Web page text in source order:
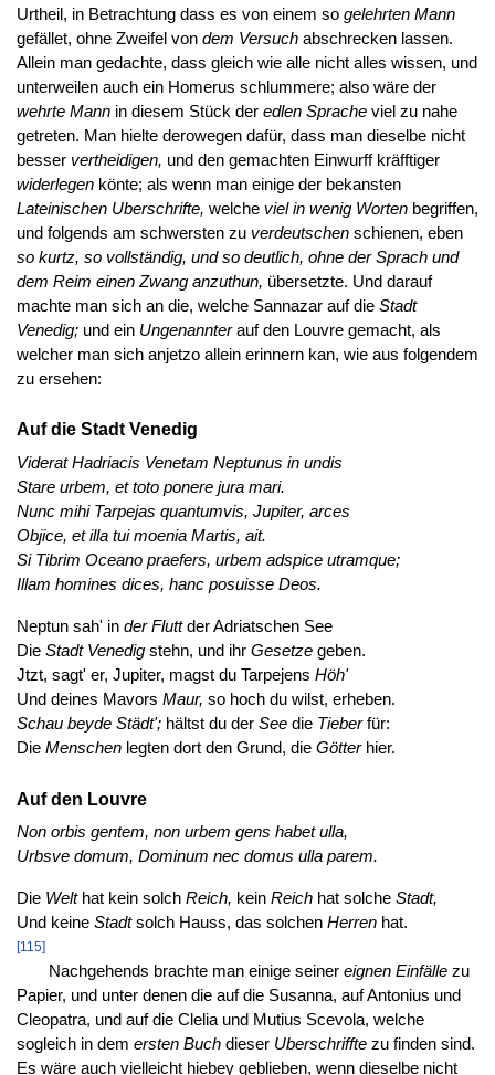
Urtheil, in Betrachtung dass es von einem so gelehrten Mann
gefället, ohne Zweifel von dem Versuchabschrecken lassen.
Allein man gedachte, dass gleich wie alle nicht alles wissen, und
unterweilen auch ein Homerus schlummere; also wäre der
wehrte Mannin diesem Stück der edlen Spracheviel zu nahe
getreten. Man hielte derowegen dafür, dass man dieselbe nicht
besser vertheidigen, und den gemachten Einwurff kräfftiger
widerlegenkönte; als wenn man einige der bekansten
Lateinischen Uberschrifte, welche viel in wenig Wortenbegriffen,
und folgends am schwersten zu verdeutschenschienen, eben
so kurtz, so vollständig, und so deutlich, ohne der Sprach und
dem Reim einen Zwang anzuthun, übersetzte. Und darauf
machte man sich an die, welche Sannazar auf die Stadt
Venedig;und ein Ungenannterauf den Louvre gemacht, als
welcher man sich anjetzo allein erinnern kan, wie aus folgendem
zu ersehen:
Auf die Stadt Venedig
Viderat Hadriacis Venetam Neptunus in undis
Stare urbem, et toto ponere jura mari.
Nunc mihi Tarpejas quantumvis, Jupiter, arces
Objice, et illa tui moenia Martis, ait.
Si Tibrim Oceano praefers, urbem adspice utramque;
Illam homines dices, hanc posuisse Deos.
Neptun sah' in der Fluttder Adriatschen See
Die Stadt Venedigstehn, und ihr Gesetzegeben.
Jtzt, sagt' er, Jupiter, magst du Tarpejens Höh'
Und deines Mavors Maur, so hoch du wilst, erheben.
Schau beyde Städt';hältst du der Seedie Tieberfür:
Die Menschenlegten dort den Grund, die Götterhier.
Auf den Louvre
Non orbis gentem, non urbem gens habet ulla,
Urbsve domum, Dominum nec domus ulla parem.
Die Welthat kein solch Reich, kein Reichhat solcheStadt,
Und keine Stadtsolch Hauss, das solchen Herrenhat.
[115]
Nachgehends brachte man einige seiner eignen Einfällezu
Papier, und unter denen die auf die Susanna, auf Antonius und
Cleopatra, und auf die Clelia und Mutius Scevola, welche
sogleich in dem ersten Buchdieser Uberschrifftezu finden sind.
Es wäre auch vielleicht hiebey geblieben, wenn dieselbe nicht